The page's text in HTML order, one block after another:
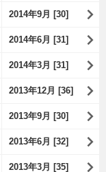
2014年9月 [30]
2014年6月 [31]
2014年3月 [31]
2013年12月 [36]
2013年9月 [30]
2013年6月 [32]
2013年3月 [35]